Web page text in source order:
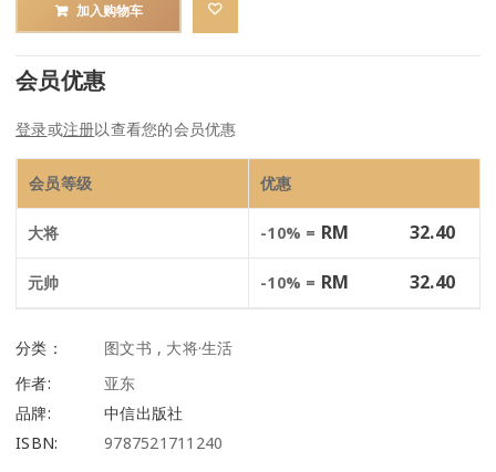
加入购物车
会员优惠
登录或注册以查看您的会员优惠
会员等级 优惠
大将 -10% = RM 32.40
元帅 -10% = RM 32.40
分类： 图文书 , 大将·生活
作者:
亚东
品牌:
中信出版社
ISBN:
9787521711240